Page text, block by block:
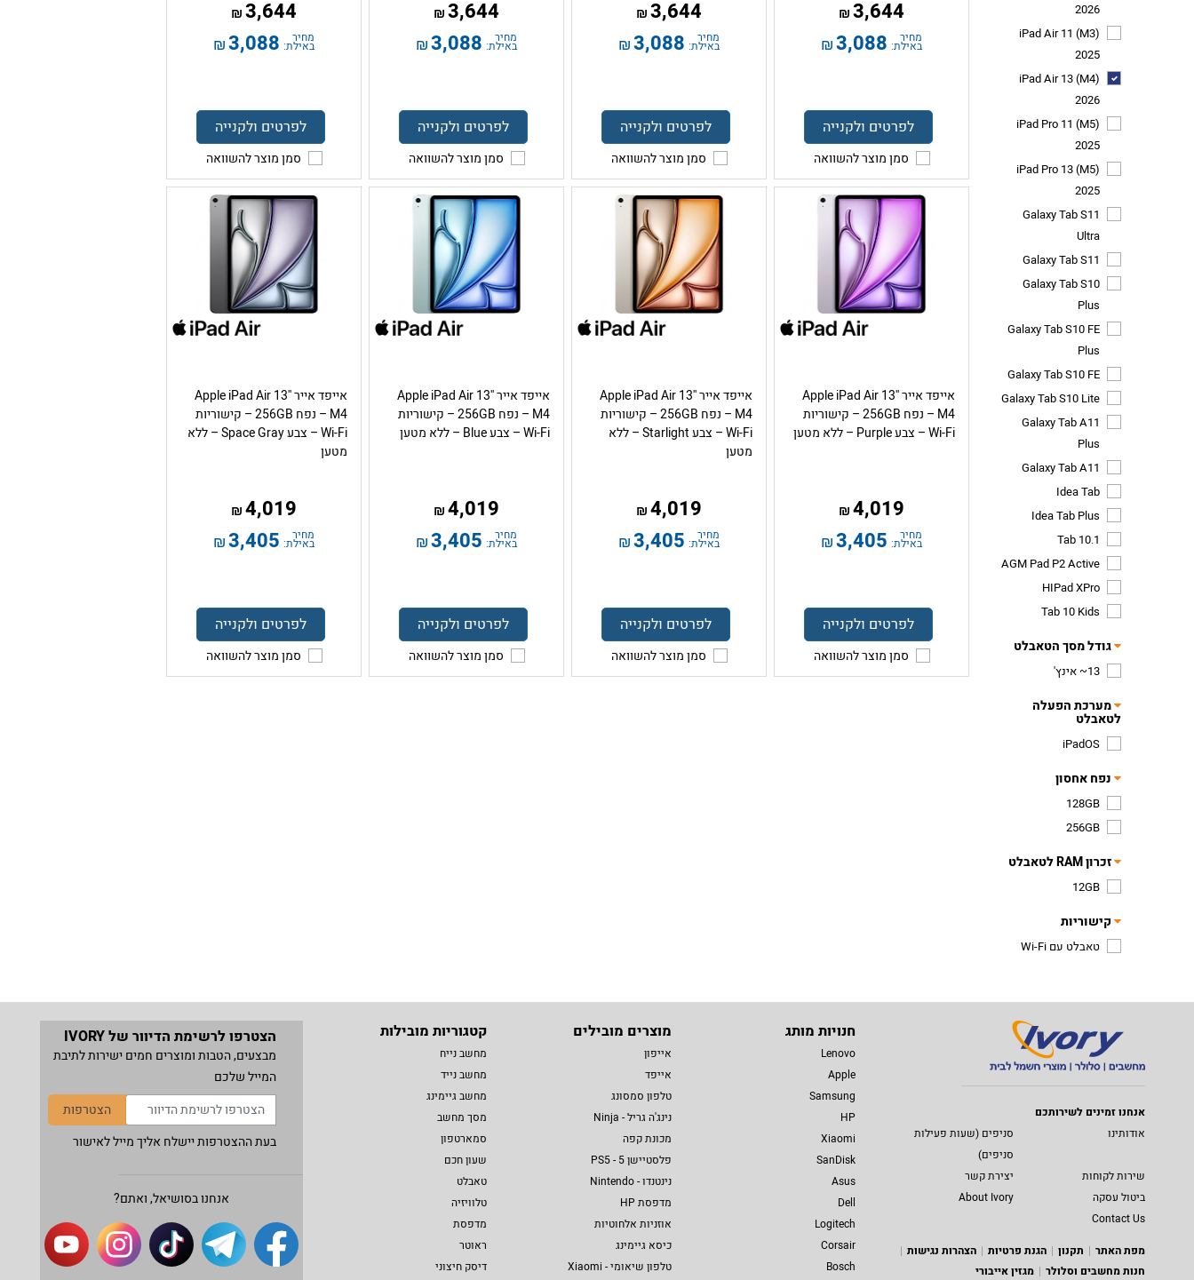
2026
iPad Air 11 (M3)
2025
iPad Air 13 (M4)
2026
iPad Pro 11 (M5)
2025
iPad Pro 13 (M5)
2025
Galaxy Tab S11
Ultra
Galaxy Tab S11
Galaxy Tab S10
Plus
Galaxy Tab S10 FE
Plus
Galaxy Tab S10 FE
Galaxy Tab S10 Lite
Galaxy Tab A11
Plus
Galaxy Tab A11
Idea Tab
Idea Tab Plus
Tab 10.1
AGM Pad P2 Active
HIPad XPro
Tab 10 Kids
גודל מסך הטאבלט
13~ אינץ'
מערכת הפעלה
לטאבלט
iPadOS
נפח אחסון
128GB
256GB
זכרון RAM לטאבלט
12GB
קישוריות
טאבלט עם Wi-Fi
3,644
₪
מחיר
באילת: 3,088
₪
לפרטים ולקנייה
סמן מוצר להשוואה
3,644
₪
מחיר
באילת: 3,088
₪
לפרטים ולקנייה
סמן מוצר להשוואה
3,644
₪
מחיר
באילת: 3,088
₪
לפרטים ולקנייה
סמן מוצר להשוואה
3,644
₪
מחיר
באילת: 3,088
₪
לפרטים ולקנייה
סמן מוצר להשוואה
אייפד אייר Apple iPad Air 13''
M4 – נפח 256GB – קישוריות
Wi-Fi – צבע Purple – ללא מטען
4,019
₪
מחיר
באילת: 3,405
₪
לפרטים ולקנייה
סמן מוצר להשוואה
אייפד אייר Apple iPad Air 13''
M4 – נפח 256GB – קישוריות
Wi-Fi – צבע Starlight – ללא
מטען
4,019
₪
מחיר
באילת: 3,405
₪
לפרטים ולקנייה
סמן מוצר להשוואה
אייפד אייר Apple iPad Air 13''
M4 – נפח 256GB – קישוריות
Wi-Fi – צבע Blue – ללא מטען
4,019
₪
מחיר
באילת: 3,405
₪
לפרטים ולקנייה
סמן מוצר להשוואה
אייפד אייר Apple iPad Air 13''
M4 – נפח 256GB – קישוריות
Wi-Fi – צבע Space Gray – ללא
מטען
4,019
₪
מחיר
באילת: 3,405
₪
לפרטים ולקנייה
סמן מוצר להשוואה
אנחנו זמינים לשירותכם
אודותינו
סניפים (שעות פעילות
סניפים)
שירות לקוחות
יצירת קשר
ביטול עסקה
About Ivory
Contact Us
מפת האתר
תקנון הגנת פרטיות
הצהרות נגישות
חנות מחשבים וסלולר
מגזין אייבורי
חנויות מותג
Lenovo
Apple
Samsung
HP
Xiaomi
SanDisk
Asus
Dell
Logitech
Corsair
Bosch
מוצרים מובילים
אייפון
אייפד
טלפון סמסונג
נינג'ה גריל - Ninja
מכונת קפה
פלסטיישן 5 - PS5
נינטנדו - Nintendo
מדפסת HP
אוזניות אלחוטיות
כיסא גיימינג
טלפון שיאומי - Xiaomi
קטגוריות מובילות
מחשב נייח
מחשב נייד
מחשב גיימינג
מסך מחשב
סמארטפון
שעון חכם
טאבלט
טלוויזיה
מדפסת
ראוטר
דיסק חיצוני
הצטרפו לרשימת הדיוור של IVORY
מבצעים, הטבות ומוצרים חמים ישירות לתיבת
המייל שלכם
הצטרפות
בעת ההצטרפות יישלח אליך מייל לאישור
אנחנו בסושיאל, ואתם?